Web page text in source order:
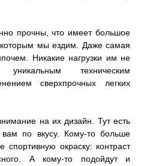
прочны, что имеет большое
мы ездим. Даже самая
Никакие нагрузки им не
техническим
сверхпрочных легких
на их дизайн. Тут есть
по вкусу. Кому-то больше
окраску: контраст
А кому-то подойдут и